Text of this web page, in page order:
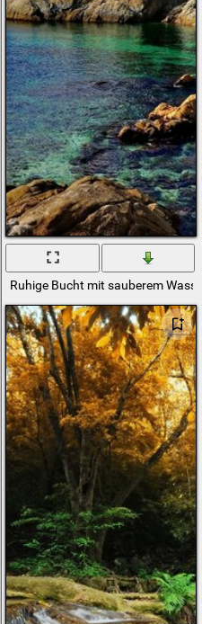
Ruhige Bucht mit sauberem Wasser